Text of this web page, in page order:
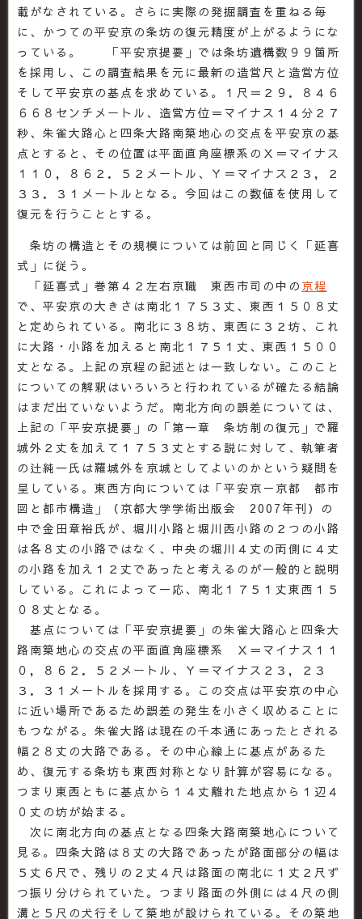
載がなされている。さらに実際の発掘調査を重ねる毎
に、かつての平安京の条坊の復元精度が上がるようにな
っている。 「平安京提要」では条坊遺構数９９箇所
を採用し、この調査結果を元に最新の造営尺と造営方位
そして平安京の基点を求めている。１尺＝２９．８４６
６６８センチメートル、造営方位＝マイナス１４分２７
秒、朱雀大路心と四条大路南築地心の交点を平安京の基
点とすると、その位置は平面直角座標系のＸ＝マイナス
１１０，８６２．５２メートル、Ｙ＝マイナス２３，２
３３．３１メートルとなる。今回はこの数値を使用して
復元を行うこととする。
条坊の構造とその規模については前回と同じく「延喜
式」に従う。
「延喜式」巻第４２左右京職 東西市司の中の 京程
で、平安京の大きさは南北１７５３丈、東西１５０８丈
と定められている。南北に３８坊、東西に３２坊、これ
に大路・小路を加えると南北１７５１丈、東西１５００
丈となる。上記の京程の記述とは一致しない。このこと
についての解釈はいろいろと行われているが確たる結論
はまだ出ていないようだ。南北方向の誤差については、
上記の「平安京提要」の「第一章 条坊制の復元」で羅
城外２丈を加えて１７５３丈とする説に対して、執筆者
の辻純一氏は羅城外を京城としてよいのかという疑問を
呈している。東西方向については「平安京－京都 都市
図と都市構造」（京都大学学術出版会 2007年刊）の
中で金田章裕氏が、堀川小路と堀川西小路の２つの小路
は各８丈の小路ではなく、中央の堀川４丈の両側に４丈
の小路を加え１２丈であったと考えるのが一般的と説明
している。これによって一応、南北１７５１丈東西１５
０８丈となる。
基点については「平安京提要」の朱雀大路心と四条大
路南築地心の交点の平面直角座標系 Ｘ＝マイナス１１
０，８６２．５２メートル、Ｙ＝マイナス２３，２３
３．３１メートルを採用する。この交点は平安京の中心
に近い場所であるため誤差の発生を小さく収めることに
もつながる。朱雀大路は現在の千本通にあったとされる
幅２８丈の大路である。その中心線上に基点があるた
め、復元する条坊も東西対称となり計算が容易になる。
つまり東西ともに基点から１４丈離れた地点から１辺４
０丈の坊が始まる。
次に南北方向の基点となる四条大路南築地心について
見る。四条大路は８丈の大路であったが路面部分の幅は
５丈６尺で、残りの２丈４尺は路面の南北に１丈２尺ず
つ振り分けられていた。つまり路面の外側には４尺の側
溝と５尺の犬行そして築地が設けられている。その築地